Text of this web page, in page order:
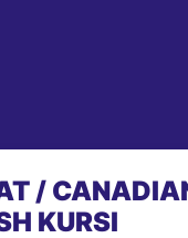
/
KURSI